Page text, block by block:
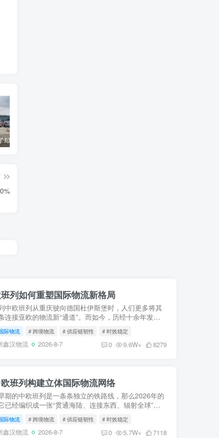
列如何重塑国际物流新格局
中欧班列从重庆驶向德国杜伊斯堡时，人们更多将其
连接亚欧的物流新“通道”。而如今，历经十余年发
易、重构...
际物流 # 跨境物流 # 供应链韧性 # 时效稳定
鑫汉物流 2026-8-7 0 9.6W+ 8279
班列构建立体国际物流网络
期的中欧班列是一条条独立的铁路线，那么2026年的
已经编织成一张“贯通海陆、连接东西、辐射全球”的
紧密缝合...
际物流 # 跨境物流 # 供应链韧性 # 时效稳定
鑫汉物流 2026-8-7 0 5.7W+ 7118